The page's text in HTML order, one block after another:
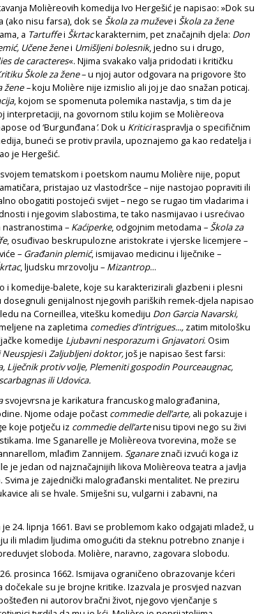
Molièreovih komedija Ivo Hergešić je napisao: »Dok su
nisu farsa), dok se Škola za muževei Škola za žene
a Tartuffei Škrtackarakternim, pet značajnih djela: Don
Učene ženei Umišljeni bolesnik, jedno su i drugo,
de caracteres«. Njima svakako valja pridodati i kritičku
Škole za žene– u njoj autor odgovara na prigovore što
žene–koju Molière nije izmislio ali joj je dao snažan poticaj.
, kojom se spomenuta polemika nastavlja, s tim da je
interpretaciji, na govornom stilu kojim se Molièreova
od ‘Burgunđana’. Dok u Kriticiraspravlja o specifičnim
buneći se protiv pravila, upoznajemo ga kao redatelja i
je Hergešić.
tematskom i poetskom naumu Molière nije, poput
pristajao uz vlastodršce – nije nastojao popraviti ili
obogatiti postojeći svijet – nego se rugao tim vladarima i
i njegovim slabostima, te tako nasmijavao i usrećivao
– Kaćiperke, odgojnim metodama – Škola za
, osuđivao beskrupulozne aristokrate i vjerske licemjere –
– Građanin plemić, ismijavao medicinu i liječnike –
, ljudsku mrzovolju – Mizantrop...
i komedije-balete, koje su karakterizirali glazbeni i plesni
dosegnuli genijalnost njegovih pariških remek-djela napisao
na Corneillea, vitešku komediju Don Garcia Navarski,
na zapletima comedies d’intrigues..., zatim mitološku
komedije Ljubavni nesporazumi Gnjavatori. Osim
Neuspjesii Zaljubljeni doktor,još je napisao šest farsi:
Liječnik protiv volje, Plemeniti gospodin Pourceaugnac,
ili Udovica.
svojevrsna je karikatura francuskog malograđanina,
Njome odaje počast commedie dell’arte, ali pokazuje i
koje potječu iz commedie dell’artenisu tipovi nego su živi
Ime Sganarelle je Molièreova tvorevina, može se
mlađim Zannijem. Sganareznači izvući koga iz
je jedan od najznačajnijih likova Molièreova teatra a javlja
Svima je zajednički malograđanski mentalitet. Ne preziru
ali se hvale. Smiješni su, vulgarni i zabavni, na
24. lipnja 1661. Bavi se problemom kako odgajati mladež, u
ili mladim ljudima omogućiti da steknu potrebno znanje i
sloboda. Molière, naravno, zagovara slobodu.
prosinca 1662. Ismijava ograničeno obrazovanje kćeri
dočekale su je brojne kritike. Izazvala je prosvjed nazvan
ni autorov bračni život, njegovo vjenčanje s